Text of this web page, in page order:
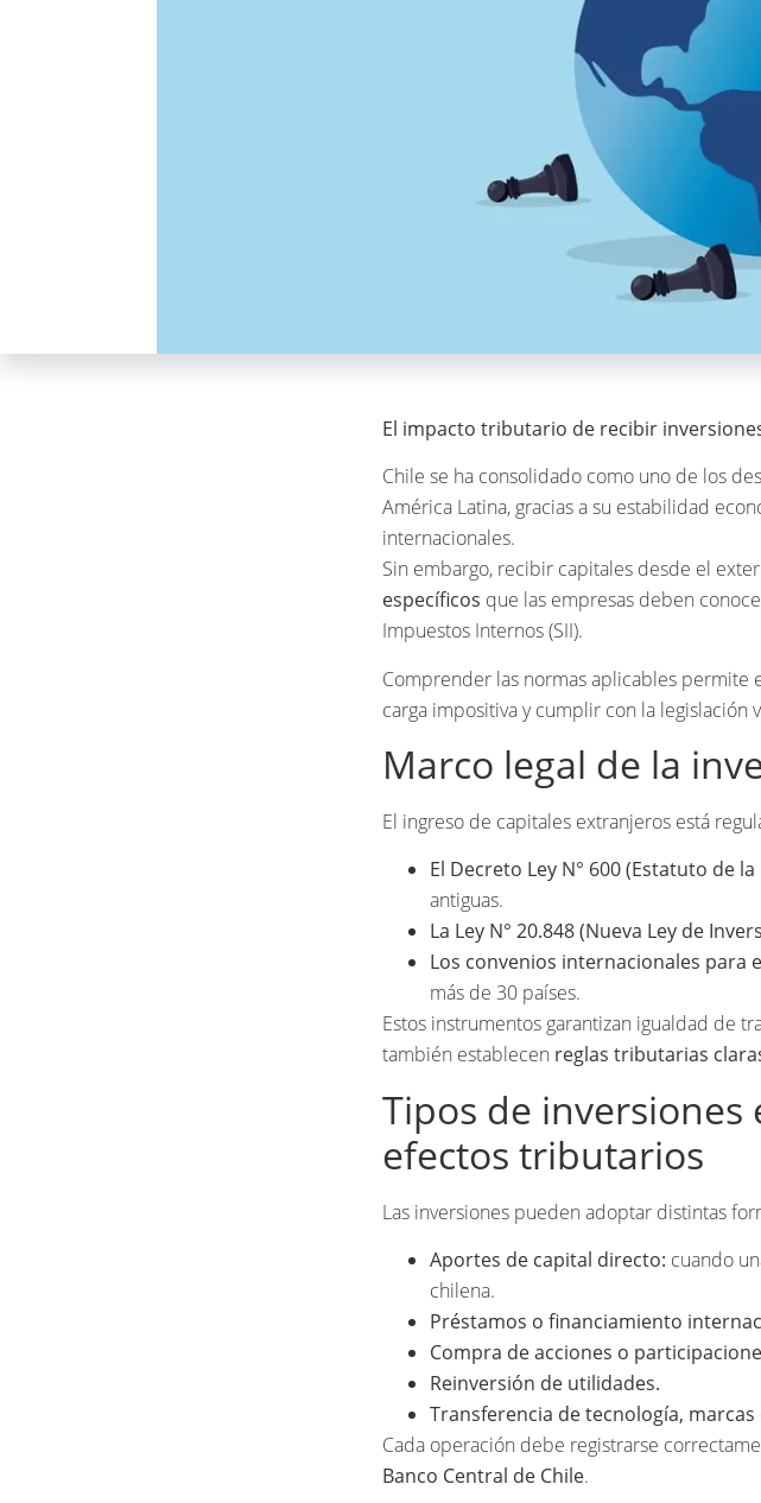
El impacto tributario de recibir
Chile se ha consolidado como uno de los
América Latina, gracias a su estabilidad
internacionales.
Sin embargo, recibir capitales desde el
específicos que las empresas deben
Impuestos Internos (SII).
Comprender las normas aplicables
carga impositiva y cumplir con la legislación
Marco legal de la
El ingreso de capitales extranjeros está
El Decreto Ley N° 600 (Estatuto de
antiguas.
La Ley N° 20.848 (Nueva Ley de
Los convenios internacionales para
más de 30 países.
Estos instrumentos garantizan igualdad de
también establecen reglas tributarias
Tipos de
efectos tributarios
Las inversiones pueden adoptar distintas
Aportes de capital directo: cuando
chilena.
Préstamos o financiamiento
Compra de acciones o
Reinversión de utilidades.
Transferencia de tecnología, marcas
Cada operación debe registrarse
Banco Central de Chile.